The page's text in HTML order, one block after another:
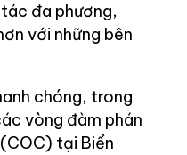
đa phương,
với những bên
chóng, trong
vòng đàm phán
tại Biển